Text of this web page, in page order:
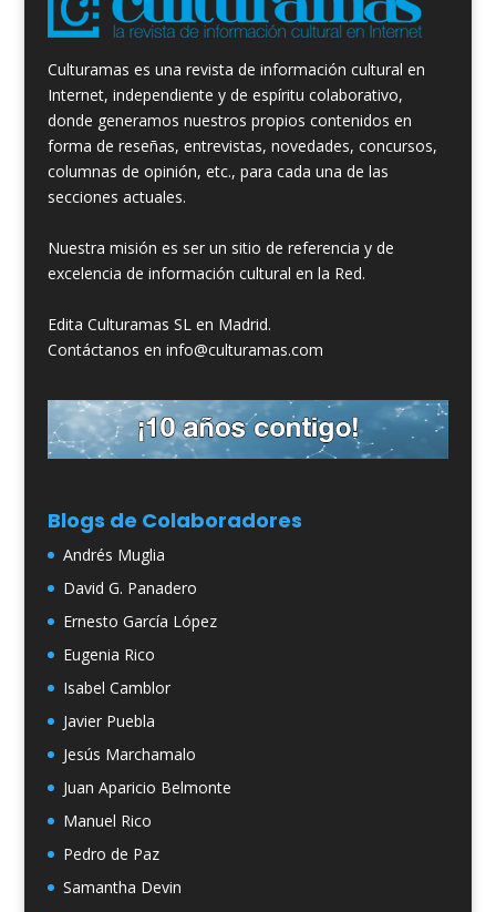
Culturamas es una revista de información cultural en
Internet, independiente y de espíritu colaborativo,
donde generamos nuestros propios contenidos en
forma de reseñas, entrevistas, novedades, concursos,
columnas de opinión, etc., para cada una de las
secciones actuales.
Nuestra misión es ser un sitio de referencia y de
excelencia de información cultural en la Red.
Edita Culturamas SL en Madrid.
Contáctanos en info@culturamas.com
Blogs de Colaboradores
Andrés Muglia
David G. Panadero
Ernesto García López
Eugenia Rico
Isabel Camblor
Javier Puebla
Jesús Marchamalo
Juan Aparicio Belmonte
Manuel Rico
Pedro de Paz
Samantha Devin